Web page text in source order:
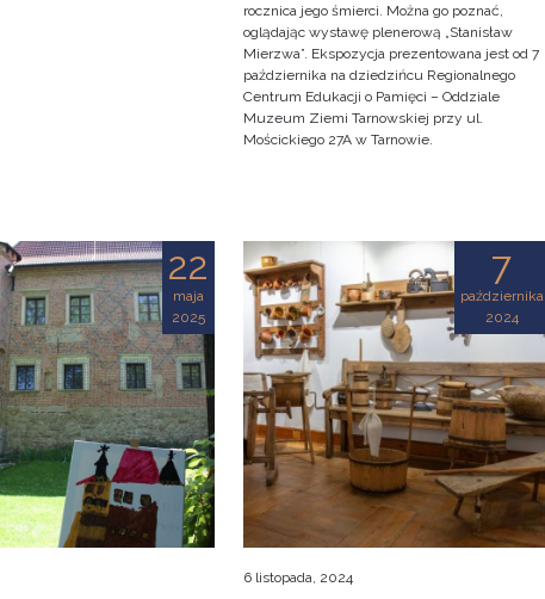
rocznica jego śmierci. Można go poznać,
oglądając wystawę plenerową „Stanisław
Mierzwa”. Ekspozycja prezentowana jest od 7
października na dziedzińcu Regionalnego
Centrum Edukacji o Pamięci – Oddziale
Muzeum Ziemi Tarnowskiej przy ul.
Mościckiego 27A w Tarnowie.
22
maja
2025
7
października
2024
6 listopada, 2024